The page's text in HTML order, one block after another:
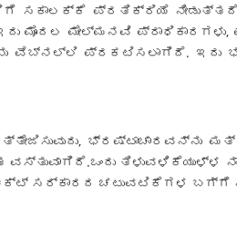
ಪ್ರತಿಕ್ರಿಯೆ ನೀಡುತ್ತದೆ.
ಮೊದಲ ಮೇಲ್ಮನವಿ
ವೆಬ್ನಲ್ಲಿ ಪ್ರಕಟಿಸಲಾಗಿದೆ.
ಭ್ರಷ್ಟಾಚಾರವನ್ನು
ವಸ್ತುವಾಗಿದೆ.ಒಂದು
ಸರ್ಕಾರದ ಚಟುವಟಿಕೆಗಳ ಬಗ್ಗೆ